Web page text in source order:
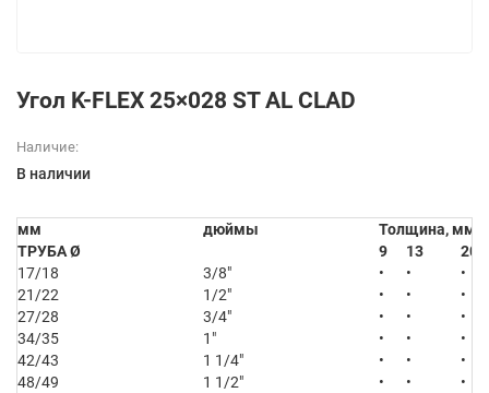
Угол K-FLEX 25×028 ST AL CLAD
Наличие:
В наличии
мм дюймы
Толщина, мм
ТРУБА Ø
9 13
20
17/18
3/8″ • •
•
21/22
1/2″ • •
•
27/28
3/4″ • •
•
34/35
1″ • •
•
42/43
1 1/4″ • •
•
48/49
1 1/2″ • •
•